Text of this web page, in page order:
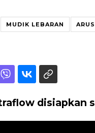
MUDIK LEBARAN
disiapkan
9